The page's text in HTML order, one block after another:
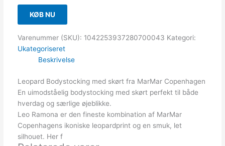
KØB NU
Varenummer (SKU): 1042253937280700043 Kategori:
Ukategoriseret
Beskrivelse
Leopard Bodystocking med skørt fra MarMar Copenhagen
En uimodståelig bodystocking med skørt perfekt til både
hverdag og særlige øjeblikke.
Leo Ramona er den fineste kombination af MarMar
Copenhagens ikoniske leopardprint og en smuk, let
silhouet. Her f